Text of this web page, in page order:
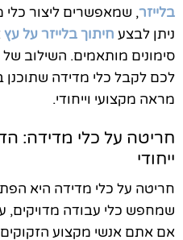
בלייזר, שמאפשרים ליצור כלי
ניתן לבצע חיתוך בלייזר על עץ
סימונים מותאמים. השילוב
לכם לקבל כלי מדידה
מראה מקצועי וייחודי.
חריטה על כלי מדידה:
ייחודי
חריטה על כלי מדידה היא
שמחפש כלי עבודה מדויקים,
אם אתם אנשי מקצוע הזקוקים